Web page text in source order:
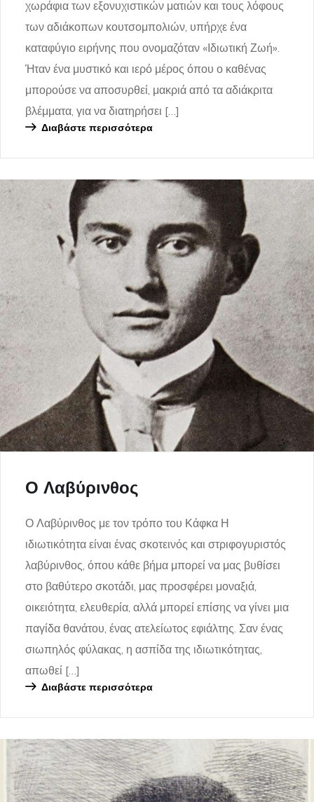
χωράφια των εξονυχιστικών ματιών και τους λόφους
των αδιάκοπων κουτσομπολιών, υπήρχε ένα
καταφύγιο ειρήνης που ονομαζόταν «Ιδιωτική Ζωή».
Ήταν ένα μυστικό και ιερό μέρος όπου ο καθένας
μπορούσε να αποσυρθεί, μακριά από τα αδιάκριτα
βλέμματα, για να διατηρήσει […]
Διαβάστε περισσότερα
Ο Λαβύρινθος
Ο Λαβύρινθος με τον τρόπο του Κάφκα Η
ιδιωτικότητα είναι ένας σκοτεινός και στριφογυριστός
λαβύρινθος, όπου κάθε βήμα μπορεί να μας βυθίσει
στο βαθύτερο σκοτάδι, μας προσφέρει μοναξιά,
οικειότητα, ελευθερία, αλλά μπορεί επίσης να γίνει μια
παγίδα θανάτου, ένας ατελείωτος εφιάλτης. Σαν ένας
σιωπηλός φύλακας, η ασπίδα της ιδιωτικότητας,
απωθεί […]
Διαβάστε περισσότερα